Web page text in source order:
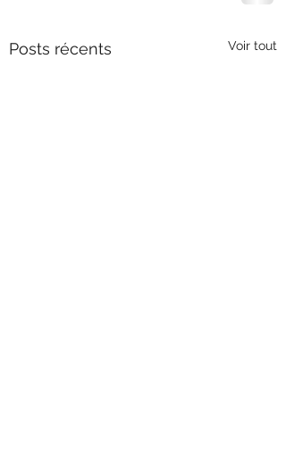
Posts récents Voir tout